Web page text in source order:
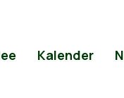
Kalender